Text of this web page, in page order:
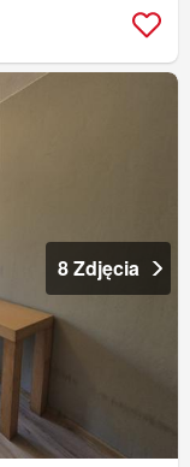
8 Zdjęcia